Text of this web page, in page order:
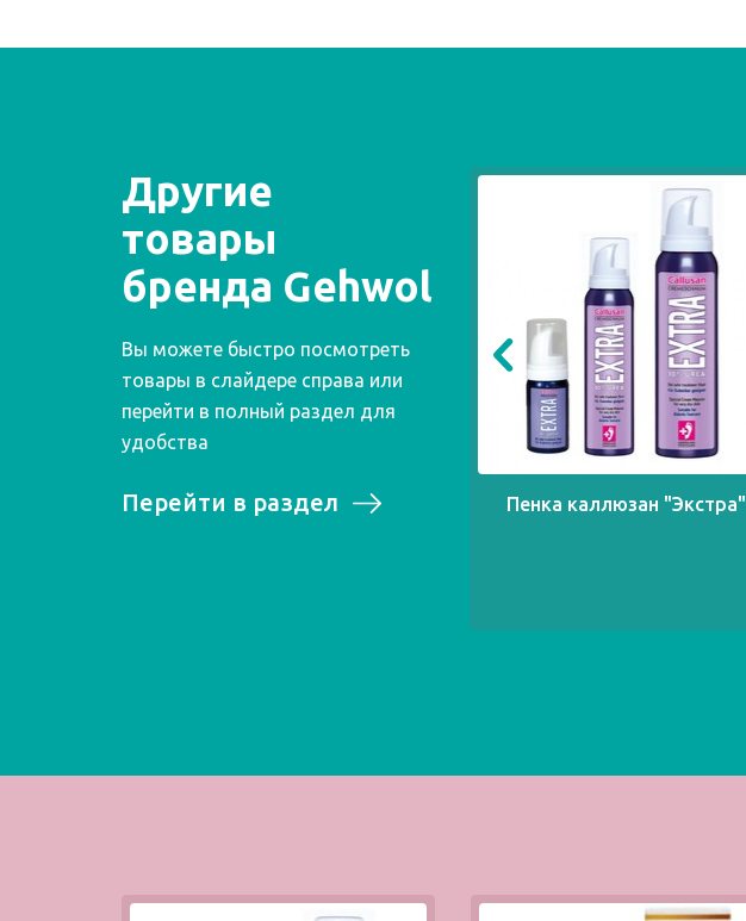
Другие
товары
бренда Gehwol
Вы можете быстро посмотреть
товары в слайдере справа или
перейти в полный раздел для
удобства
Перейти в раздел Пенка каллюзан "Экстра"